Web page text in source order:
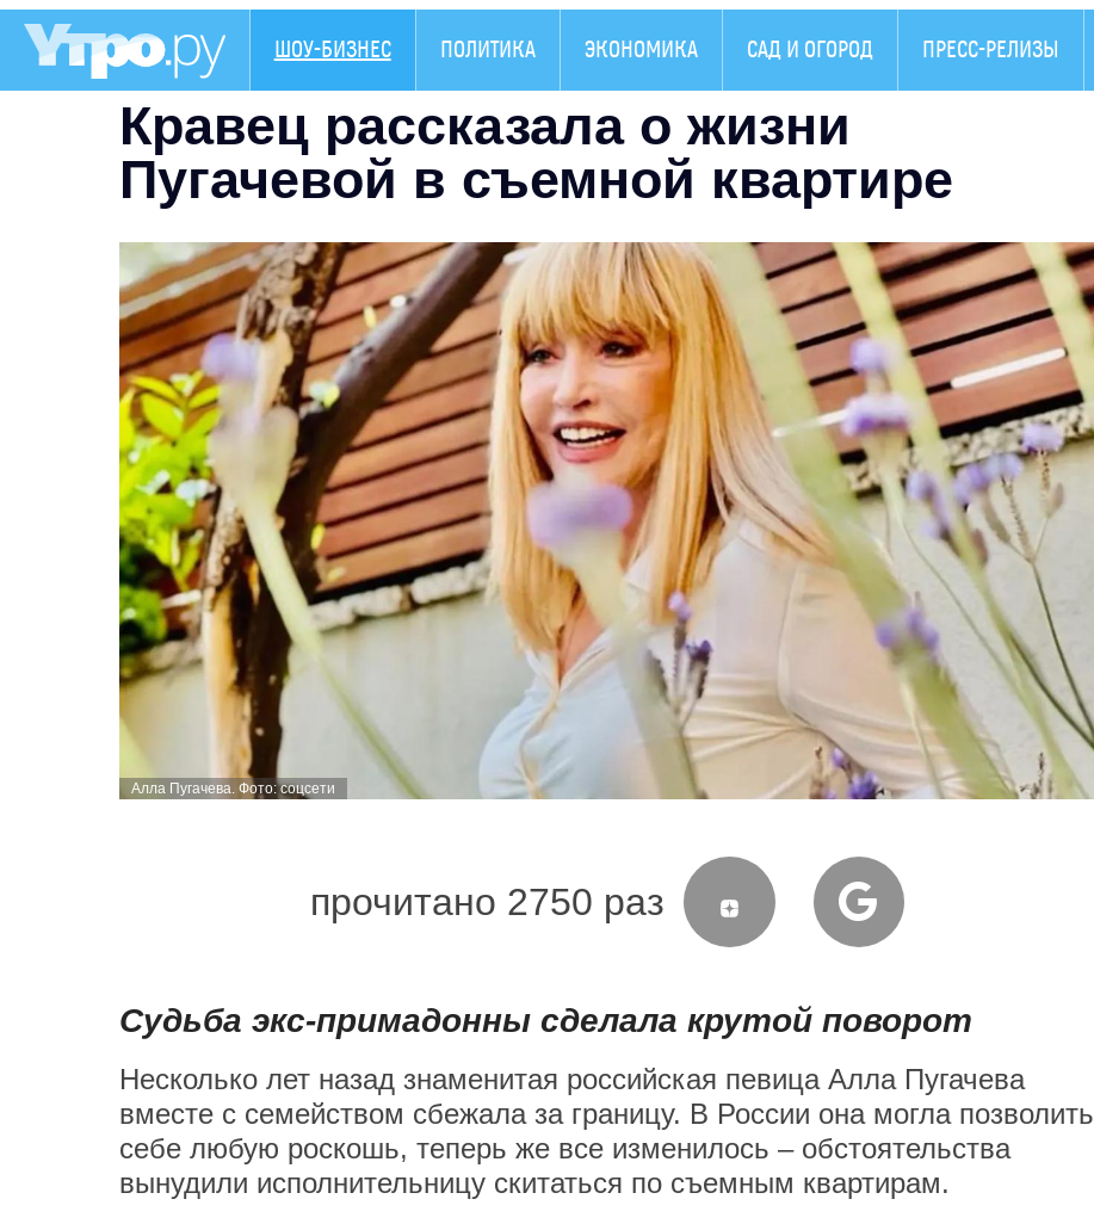
ШОУ-БИЗНЕС ПОЛИТИКА ЭКОНОМИКА САД И ОГОРОД ПРЕСС-РЕЛИЗЫ
Кравец рассказала о жизни
Пугачевой в съемной квартире
Алла Пугачева. Фото: соцсети
прочитано 2750 раз
Судьба экс-примадонны сделала крутой поворот
Несколько лет назад знаменитая российская певица Алла Пугачева
вместе с семейством сбежала за границу. В России она могла позволить
себе любую роскошь, теперь же все изменилось – обстоятельства
вынудили исполнительницу скитаться по съемным квартирам.